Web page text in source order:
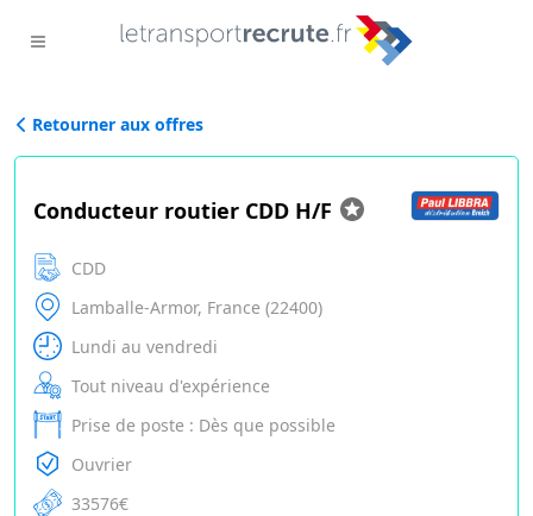
Retourner aux offres
Conducteur routier CDD H/F
CDD
Lamballe-Armor, France (22400)
Lundi au vendredi
Tout niveau d'expérience
Prise de poste : Dès que possible
Ouvrier
33576€